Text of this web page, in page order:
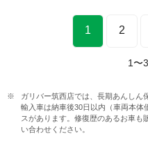
1 2
1 〜
ガリバー筑西店では、長期あんしん
輸入車は納車後30日以内（車両本体
スがあります。修復歴のあるお車も
い合わせください。